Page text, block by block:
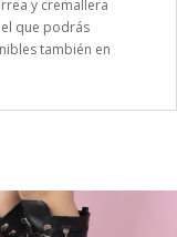
y cremallera
que podrás
también en